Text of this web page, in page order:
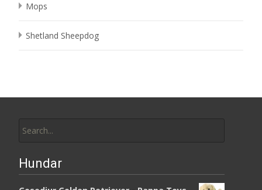
Mops
Shetland Sheepdog
for:
Hundar